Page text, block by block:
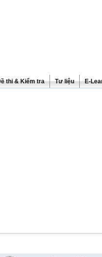
thi & Kiểm tra Tư liệu E-